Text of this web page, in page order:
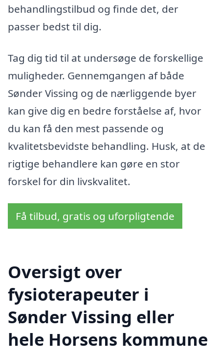
behandlingstilbud og finde det, der
passer bedst til dig.
Tag dig tid til at undersøge de forskellige
muligheder. Gennemgangen af både
Sønder Vissing og de nærliggende byer
kan give dig en bedre forståelse af, hvor
du kan få den mest passende og
kvalitetsbevidste behandling. Husk, at de
rigtige behandlere kan gøre en stor
forskel for din livskvalitet.
Få tilbud, gratis og uforpligtende
Oversigt over
fysioterapeuter i
Sønder Vissing eller
hele Horsens kommune